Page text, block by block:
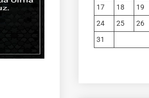
17
18 19
24
25 26
31